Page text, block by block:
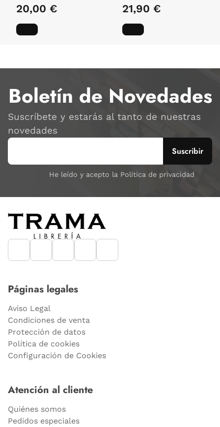
20,00 € 21,90 €
Boletín de Novedades
Suscríbete y estarás al tanto de nuestras
novedades
He leído y acepto la Política de privacidad
Páginas legales
Aviso Legal
Condiciones de venta
Protección de datos
Política de cookies
Configuración de Cookies
Atención al cliente
Quiénes somos
Pedidos especiales